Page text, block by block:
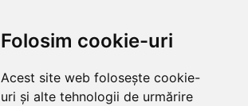
Folosim cookie-uri
Acest site web folosește cookie-
uri și alte tehnologii de urmărire